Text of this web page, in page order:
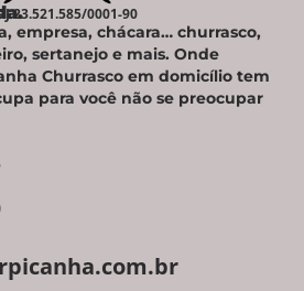
23.521.585/0001-90
empresa, chácara… churrasco,
sertanejo e mais. Onde
Churrasco em domicílio tem
para você não se preocupar